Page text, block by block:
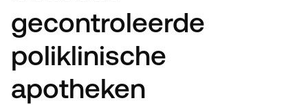
gecontroleerde
poliklinische
apotheken